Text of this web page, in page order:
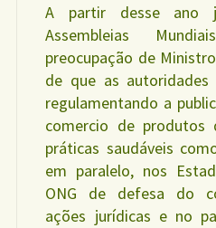
A partir desse ano
Assembleias
preocupação de
de que as
regulamentando a
comercio de produtos
práticas saudáveis
em paralelo, nos
ONG de defesa do
ações jurídicas e no